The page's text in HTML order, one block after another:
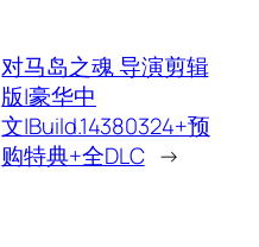
对马岛之魂 导演剪辑
版|豪华中
文|Build.14380324+预
购特典+全DLC →